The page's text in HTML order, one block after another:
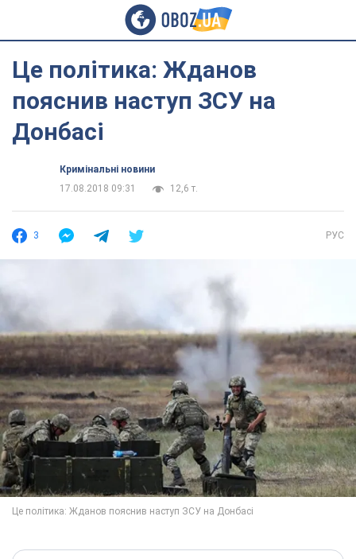
Це політика: Жданов
пояснив наступ ЗСУ на
Донбасі
Кримінальні новини
17.08.2018 09:31
12,6 т.
3 РУС